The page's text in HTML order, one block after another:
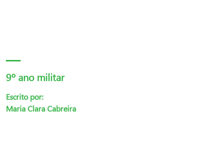
9º ano militar
Escrito por:
Maria Clara Cabreira